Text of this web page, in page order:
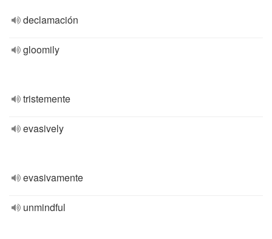
declamación
gloomily
tristemente
evasively
evasivamente
unmindful